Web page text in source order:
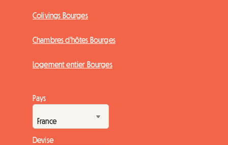
Colivings Bourges
Chambres d'hôtes Bourges
Logement entier Bourges
Pays
Devise